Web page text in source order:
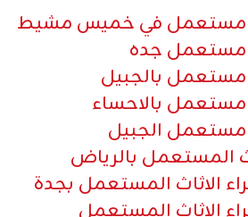
مستعمل في خميس مشيط
مستعمل جده
مستعمل بالجبيل
مستعمل بالاحساء
مستعمل الجبيل
المستعمل بالرياض
الاثاث المستعمل بجدة